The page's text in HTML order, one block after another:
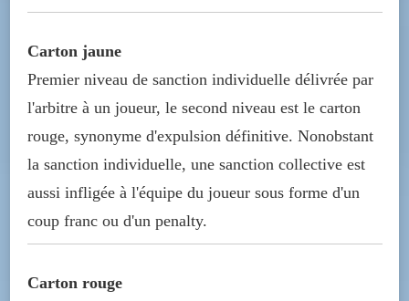
Carton jaune
Premier niveau de sanction individuelle délivrée par
l'arbitre à un joueur, le second niveau est le carton
rouge, synonyme d'expulsion définitive. Nonobstant
la sanction individuelle, une sanction collective est
aussi infligée à l'équipe du joueur sous forme d'un
coup franc ou d'un penalty.
Carton rouge